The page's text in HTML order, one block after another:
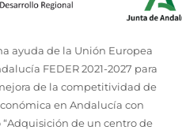
ayuda de la Unión Europea
FEDER 2021-2027 para
de la competitividad de
en Andalucía con
de un centro de